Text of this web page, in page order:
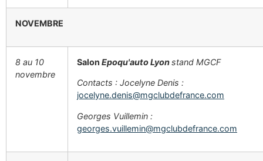
NOVEMBRE
8 au 10
novembre
Salon Epoqu'auto Lyonstand MGCF
Contacts : Jocelyne Denis :
jocelyne.denis@mgclubdefrance.com
Georges Vuillemin :
georges.vuillemin@mgclubdefrance.com